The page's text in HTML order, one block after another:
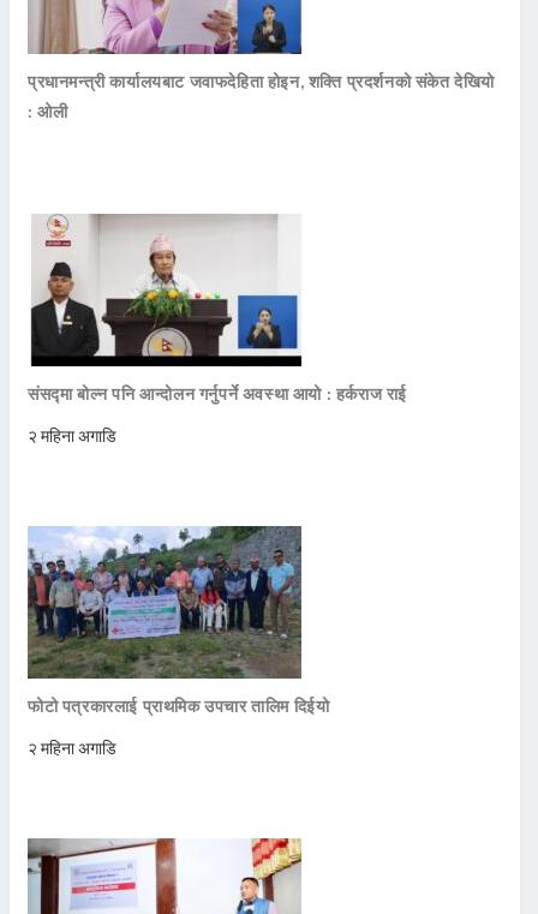
प्रधानमन्त्री कार्यालयबाट जवाफदेहिता होइन, शक्ति प्रदर्शनको संकेत देखियो
: ओली
संसद्मा बोल्न पनि आन्दोलन गर्नुपर्ने अवस्था आयो : हर्कराज राई
२ महिना अगाडि
फोटो पत्रकारलाई प्राथमिक उपचार तालिम दिईयो
२ महिना अगाडि